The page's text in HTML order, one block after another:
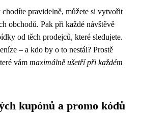
pravidelně, můžete si vytvořit
obchodů. Pak při každé návštěvě
od těch prodejců, které sledujete.
– a kdo by o to nestál? Prostě
vám maximálně ušetří při každém
kupónů a promo kódů